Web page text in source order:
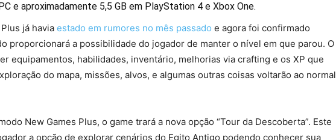
e aproximadamente 5,5 GB em PlayStation 4 e Xbox One.
já havia estado em rumores no mês passado e agora foi confirmado
proporcionará a possibilidade do jogador de manter o nível em que parou. O
equipamentos, habilidades, inventário, melhorias via crafting e os XP que
do mapa, missões, alvos, e algumas outras coisas voltarão ao normal
New Games Plus, o game trará a nova opção “Tour da Descoberta”. Este
a opção de explorar cenários do Egito Antigo podendo conhecer sua